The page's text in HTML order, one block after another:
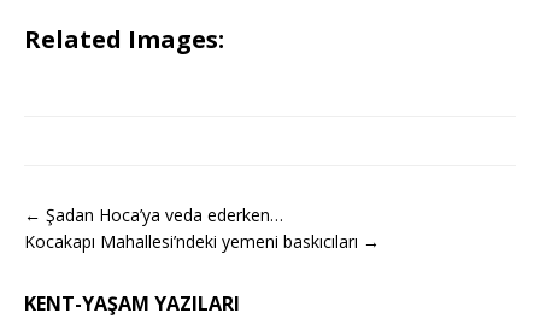
Related Images:
← Şadan Hoca’ya veda ederken…
Kocakapı Mahallesi’ndeki yemeni baskıcıları →
KENT-YAŞAM YAZILARI